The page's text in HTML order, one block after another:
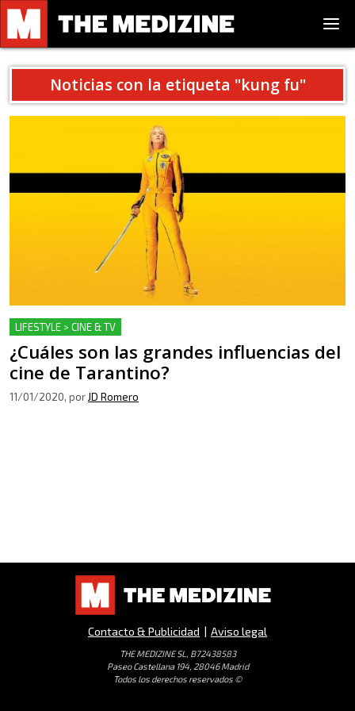
Noticias con la etiqueta "kung fu"
LIFESTYLE > CINE & TV
¿Cuáles son las grandes influencias del
cine de Tarantino?
11/01/2020, por JD Romero
Contacto & Publicidad | Aviso legal
THE MEDIZINE SL, B72438583
Paseo Castellana 194, 28046 Madrid
Todos los derechos reservados ©